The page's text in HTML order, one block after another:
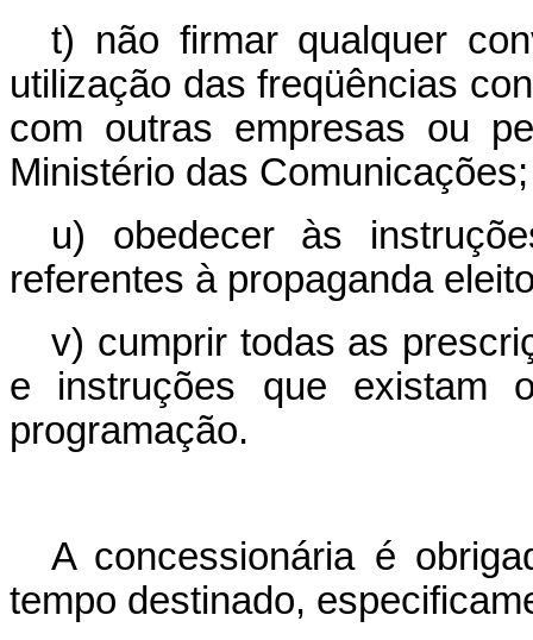
t) não firmar qualquer
utilização das freqüências
com outras empresas ou
Ministério das Comunicações;
u) obedecer às
referentes à propaganda
v) cumprir todas as
e instruções que existam
programação.
A concessionária é
tempo destinado,